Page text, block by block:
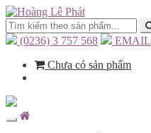
(0236) 3 757 568
EMAIL
Chưa có sản phẩm